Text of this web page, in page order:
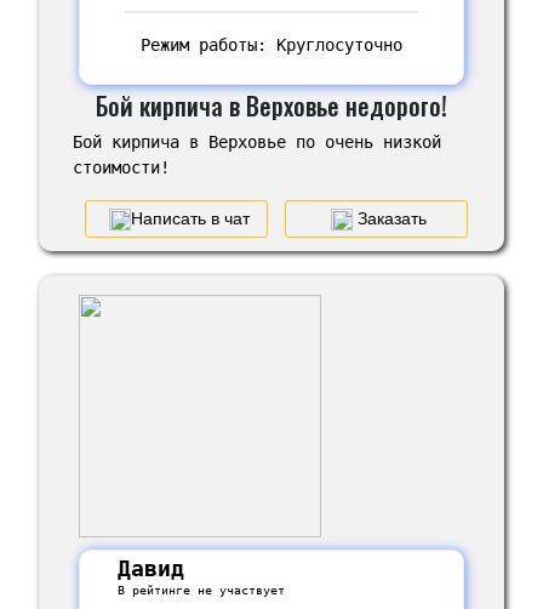
Режим работы: Круглосуточно
Бой кирпича в Верховье недорого!
Бой кирпича в Верховье по очень низкой
стоимости!
Написать в чат Заказать
Давид
В рейтинге не участвует